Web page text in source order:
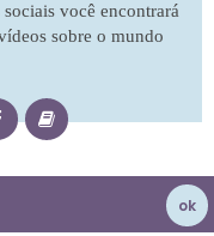
você encontrará
sobre o mundo